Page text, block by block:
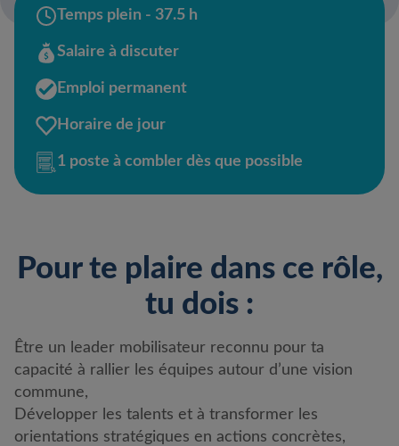
Temps plein - 37.5 h
Salaire à discuter
Emploi permanent
Horaire de jour
1 poste à combler dès que possible
Pour te plaire dans ce rôle,
tu dois :
Être un leader mobilisateur reconnu pour ta
capacité à rallier les équipes autour d’une vision
commune,
Développer les talents et à transformer les
orientations stratégiques en actions concrètes,